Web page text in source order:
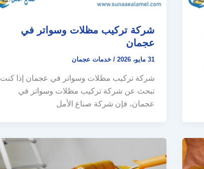
شركة تركيب مظلات وسواتر في
عجمان
31 مايو، 2026 /خدمات عجمان
شركة تركيب مظلات وسواتر في عجمان إذا كنت
تبحث عن شركة تركيب مظلات وسواتر في
عجمان، فإن شركة صناع الأمل